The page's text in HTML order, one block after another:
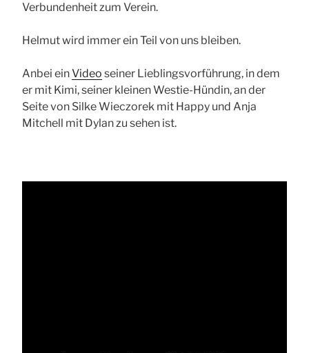
Verbundenheit zum Verein.
Helmut wird immer ein Teil von uns bleiben.
Anbei einVideo seiner Lieblingsvorführung, in dem
er mit Kimi, seiner kleinen Westie-Hündin, an der
Seite von Silke Wieczorek mit Happy und Anja
Mitchell mit Dylan zu sehen ist.